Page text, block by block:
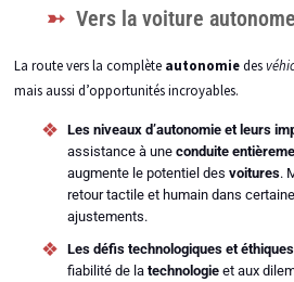
Vers la voiture autonome
La route vers la complète autonomiedes
mais aussi d’opportunités incroyables.
Les niveaux d’autonomie et leurs
assistance à une conduite
augmente le potentiel des voitures.
retour tactile et humain dans
ajustements.
Les défis technologiques et
fiabilité de la technologieet aux